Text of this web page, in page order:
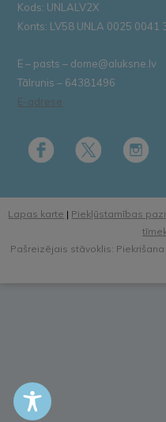
Kods: UNLALV2X
Konts: LV58 UNLA 0025 0041
E – pasts – dome@aluksne.lv
Tālrunis – 64381496
E-adrese
Lapas karte | Piekļūstamības
Pašreizējais stāvoklis: